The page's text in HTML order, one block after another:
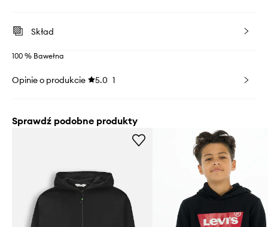
Skład
100 % Bawełna
Opinie o produkcie 5.0 1
Sprawdź podobne produkty